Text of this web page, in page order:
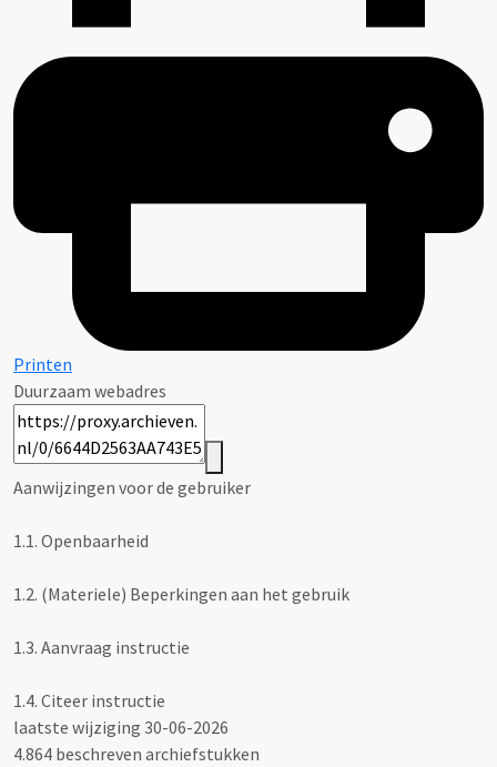
Printen
Duurzaam webadres
Aanwijzingen voor de gebruiker
1.1. Openbaarheid
1.2. (Materiele) Beperkingen aan het gebruik
1.3. Aanvraag instructie
1.4. Citeer instructie
laatste wijziging 30-06-2026
4.864 beschreven archiefstukken